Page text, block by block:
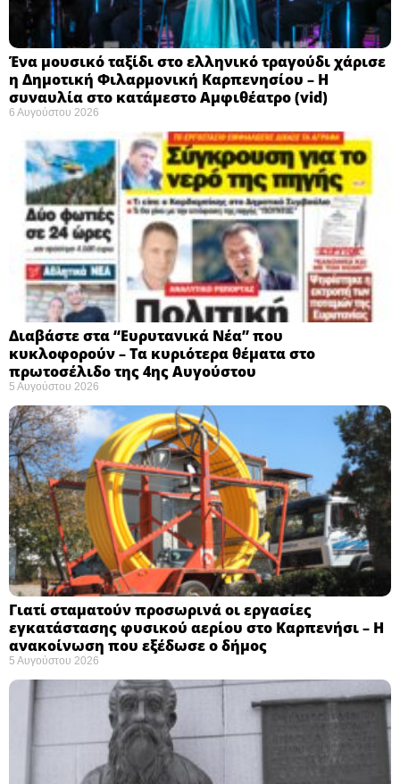
Ένα μουσικό ταξίδι στο ελληνικό τραγούδι χάρισε
η Δημοτική Φιλαρμονική Καρπενησίου – Η
συναυλία στο κατάμεστο Αμφιθέατρο (vid)
6 Αυγούστου 2026
Διαβάστε στα “Ευρυτανικά Νέα” που
κυκλοφορούν – Τα κυριότερα θέματα στο
πρωτοσέλιδο της 4ης Αυγούστου
5 Αυγούστου 2026
Γιατί σταματούν προσωρινά οι εργασίες
εγκατάστασης φυσικού αερίου στο Καρπενήσι – Η
ανακοίνωση που εξέδωσε ο δήμος
5 Αυγούστου 2026